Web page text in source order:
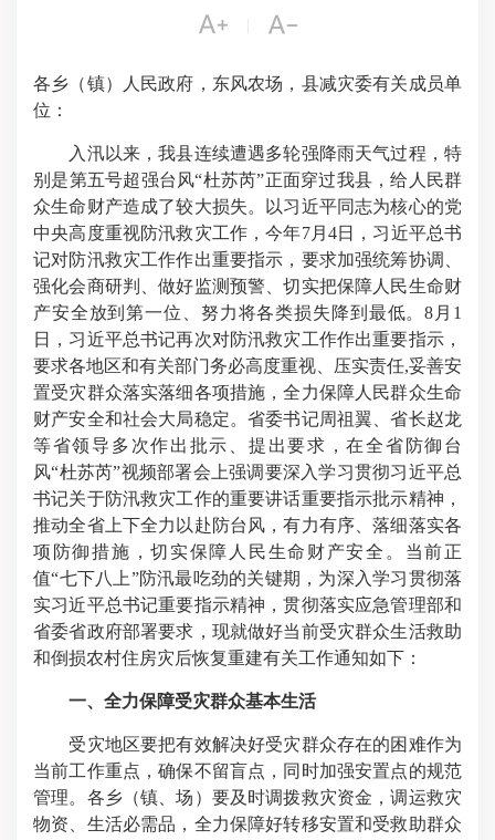
 
各乡（镇）人民政府，东风农场，县减灾委有关成员单
位：
入汛以来，我县连续遭遇多轮强降雨天气过程，特
别是第五号超强台风“杜苏芮”正面穿过我县，给人民群
众生命财产造成了较大损失。以习近平同志为核心的党
中央高度重视防汛救灾工作，今年7月4日，习近平总书
记对防汛救灾工作作出重要指示，要求加强统筹协调、
强化会商研判、做好监测预警、切实把保障人民生命财
产安全放到第一位、努力将各类损失降到最低。8月1
日，习近平总书记再次对防汛救灾工作作出重要指示，
要求各地区和有关部门务必高度重视、压实责任,妥善安
置受灾群众落实落细各项措施，全力保障人民群众生命
财产安全和社会大局稳定。省委书记周祖翼、省长赵龙
等省领导多次作出批示、提出要求，在全省防御台
风“杜苏芮”视频部署会上强调要深入学习贯彻习近平总
书记关于防汛救灾工作的重要讲话重要指示批示精神，
推动全省上下全力以赴防台风，有力有序、落细落实各
项防御措施，切实保障人民生命财产安全。当前正
值“七下八上”防汛最吃劲的关键期，为深入学习贯彻落
实习近平总书记重要指示精神，贯彻落实应急管理部和
省委省政府部署要求，现就做好当前受灾群众生活救助
和倒损农村住房灾后恢复重建有关工作通知如下：
一、全力保障受灾群众基本生活
受灾地区要把有效解决好受灾群众存在的困难作为
当前工作重点，确保不留盲点，同时加强安置点的规范
管理。各乡（镇、场）要及时调拨救灾资金，调运救灾
物资、生活必需品，全力保障好转移安置和受救助群众